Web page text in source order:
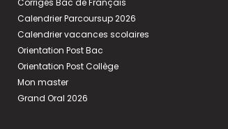
Corrigés Bac de Français
Calendrier Parcoursup 2026
Calendrier vacances scolaires
Orientation Post Bac
Orientation Post Collège
Mon master
Grand Oral 2026